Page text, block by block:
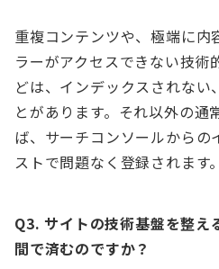
重複コンテンツや、極端に内
ラーがアクセスできない技術
どは、インデックスされない
とがあります。それ以外の通
ば、サーチコンソールからの
ストで問題なく登録されます。
Q3. サイトの技術基盤を整え
間で済むのですか？